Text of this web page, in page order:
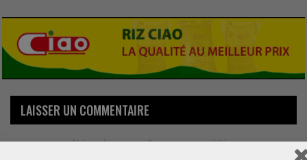
LAISSER UN COMMENTAIRE
Votre adresse email ne sera pas publiée.